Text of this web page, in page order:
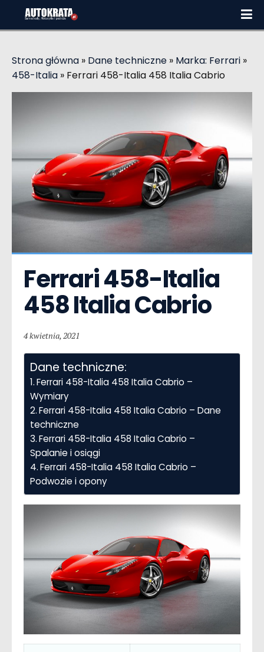
Strona główna » Dane techniczne » Marka: Ferrari »
458-Italia » Ferrari 458-Italia 458 Italia Cabrio
Ferrari 458-Italia
458 Italia Cabrio
4 kwietnia, 2021
Dane techniczne:
Ferrari 458-Italia 458 Italia Cabrio –
Wymiary
Ferrari 458-Italia 458 Italia Cabrio – Dane
techniczne
Ferrari 458-Italia 458 Italia Cabrio –
Spalanie i osiągi
Ferrari 458-Italia 458 Italia Cabrio –
Podwozie i opony